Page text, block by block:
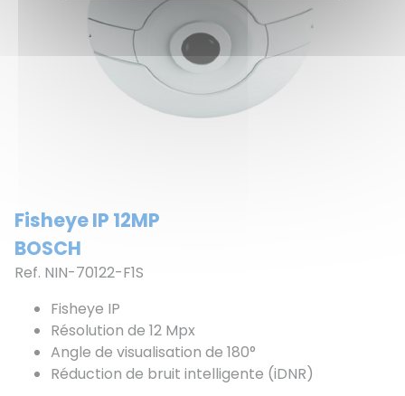
Fisheye IP 12MP
BOSCH
Ref. NIN-70122-F1S
Fisheye IP
Résolution de 12 Mpx
Angle de visualisation de 180°
Réduction de bruit intelligente (iDNR)